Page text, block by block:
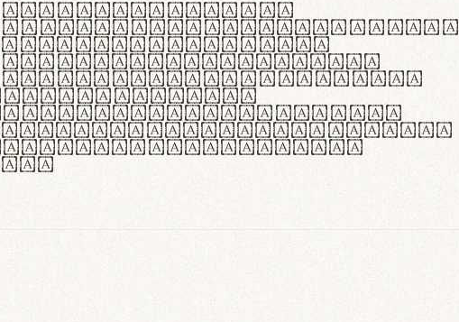
microfibra innovans
polaris
Curabitur pretium
lacus, non laoreet
tempor vitae.
habitant morbi
senectus et netus et
fames ac turpis